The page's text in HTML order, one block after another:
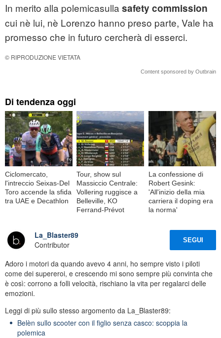
In merito alla polemicasulla safety commission
cui nè lui, nè Lorenzo hanno preso parte, Vale ha
promesso che in futuro cercherà di esserci.
© RIPRODUZIONE VIETATA
Content sponsored by Outbrain
Di tendenza oggi
Ciclomercato,
l'intreccio Seixas-Del
Toro accende la sfida
tra UAE e Decathlon
Tour, show sul
Massiccio Centrale:
Vollering ruggisce a
Belleville, KO
Ferrand-Prévot
La confessione di
Robert Gesink:
'All'inizio della mia
carriera il doping era
la norma'
La_Blaster89
Contributor
SEGUI
Adoro i motori da quando avevo 4 anni, ho sempre visto i piloti
come dei supereroi, e crescendo mi sono sempre più convinta che
è così: corrono a folli velocità, rischiano la vita per regalarci delle
emozioni.
Leggi di più sullo stesso argomento da La_Blaster89:
Belèn sullo scooter con il figlio senza casco: scoppia la
polemica